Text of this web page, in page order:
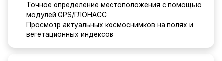
Точное определение местоположения с помощью
модулей GPS/ГЛОНАСС
Просмотр актуальных космоснимков на полях и
вегетационных индексов